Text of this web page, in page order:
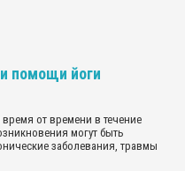
помощи йоги
от времени в течение
могут быть
заболевания, травмы